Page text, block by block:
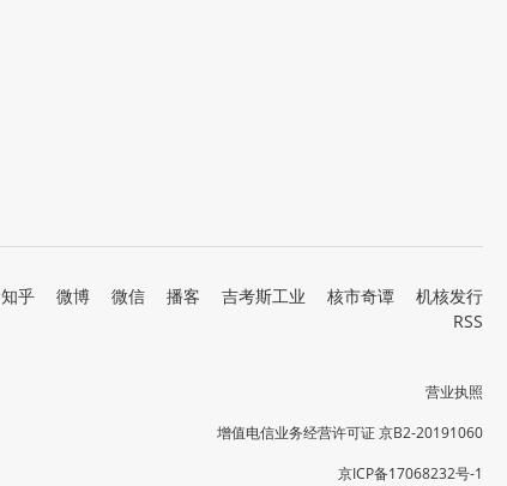
知乎 微博 微信 播客 吉考斯工业 核市奇谭
机核发行
RSS
营业执照
增值电信业务经营许可证 京B2-20191060
京ICP备17068232号-1